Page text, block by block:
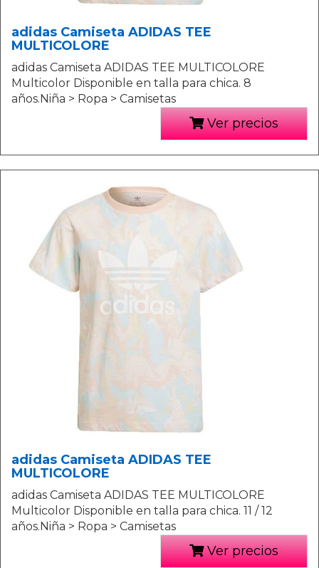
adidas Camiseta ADIDAS TEE
MULTICOLORE
adidas Camiseta ADIDAS TEE MULTICOLORE
Multicolor Disponible en talla para chica. 8
años.Niña > Ropa > Camisetas
Ver precios
adidas Camiseta ADIDAS TEE
MULTICOLORE
adidas Camiseta ADIDAS TEE MULTICOLORE
Multicolor Disponible en talla para chica. 11 / 12
años.Niña > Ropa > Camisetas
Ver precios